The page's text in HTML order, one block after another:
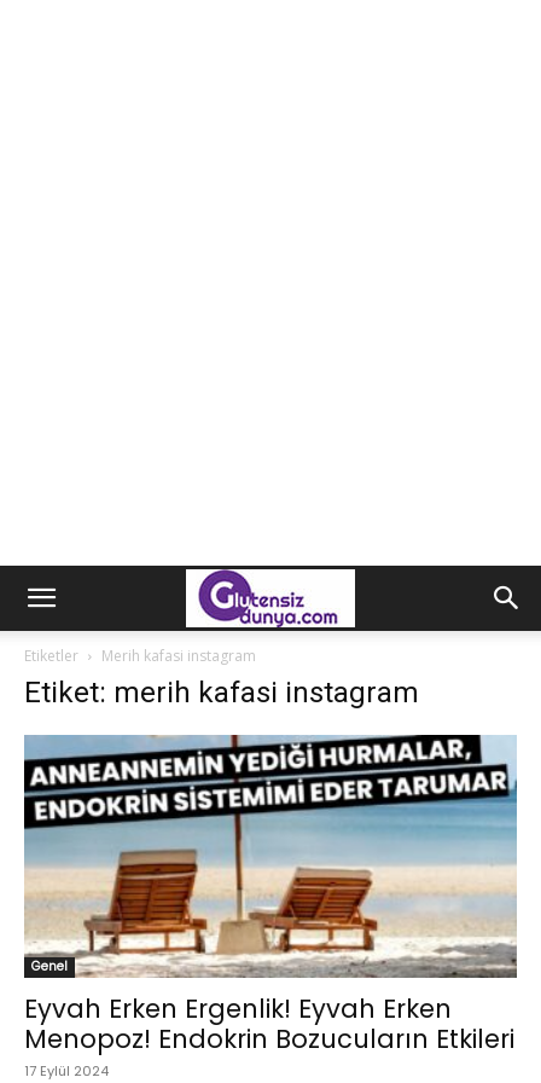
Etiketler Merih kafasi instagram
Etiket: merih kafasi instagram
Genel
Eyvah Erken Ergenlik! Eyvah Erken
Menopoz! Endokrin Bozucuların Etkileri
17 Eylül 2024